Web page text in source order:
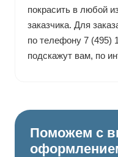
покрасить в любой
заказчика. Для
по телефону 7 (495)
подскажут вам, по
Поможем с